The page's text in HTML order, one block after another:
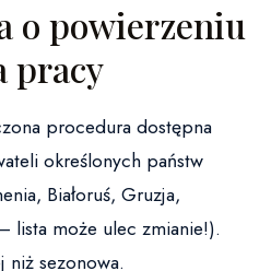
o powierzeniu
pracy
procedura dostępna
określonych państw
Białoruś, Gruzja,
lista może ulec zmianie!).
niż sezonowa.